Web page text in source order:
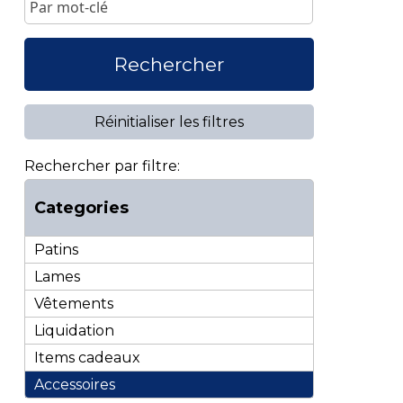
Rechercher
Réinitialiser les filtres
Rechercher par filtre:
Categories
Patins
Lames
Vêtements
Liquidation
Items cadeaux
Accessoires